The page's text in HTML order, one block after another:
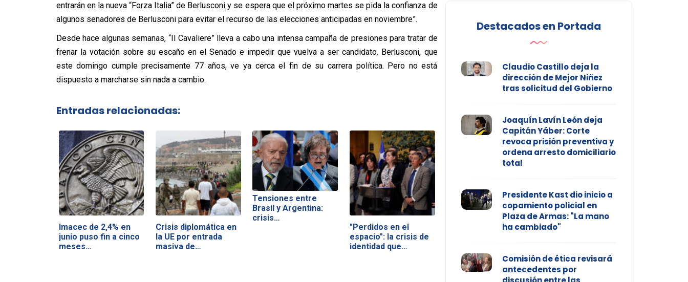
entrarán en la nueva “Forza Italia” de Berlusconi y se espera que el próximo martes se pida la confianza de
algunos senadores de Berlusconi para evitar el recurso de las elecciones anticipadas en noviembre”.
Desde hace algunas semanas, “Il Cavaliere” lleva a cabo una intensa campaña de presiones para tratar de
frenar la votación sobre su escaño en el Senado e impedir que vuelva a ser candidato. Berlusconi, que
este domingo cumple precisamente 77 años, ve ya cerca el fin de su carrera política. Pero no está
dispuesto a marcharse sin nada a cambio.
Entradas relacionadas:
Imacec de 2,4% en
junio puso fin a cinco
meses…
Crisis diplomática en
la UE por entrada
masiva de…
Tensiones entre
Brasil y Argentina:
crisis…
"Perdidos en el
espacio": la crisis de
identidad que…
Destacados en Portada
Claudio Castillo deja la
dirección de Mejor Niñez
tras solicitud del Gobierno
Joaquín Lavín León deja
Capitán Yáber: Corte
revoca prisión preventiva y
ordena arresto domiciliario
total
Presidente Kast dio inicio a
copamiento policial en
Plaza de Armas: "La mano
ha cambiado"
Comisión de ética revisará
antecedentes por